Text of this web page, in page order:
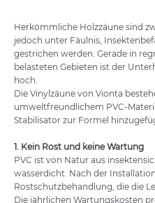
Herkömmliche Holzzäune sind
jedoch unter Fäulnis,
gestrichen werden. Gerade in
belasteten Gebieten ist der
hoch.
Die Vinylzäune von Vionta
umweltfreundlichem PVC-
Stabilisator zur Formel
1. Kein Rost und keine Wartung
PVC ist von Natur aus
wasserdicht. Nach der
Rostschutzbehandlung, die die
Die jährlichen Wartungskosten